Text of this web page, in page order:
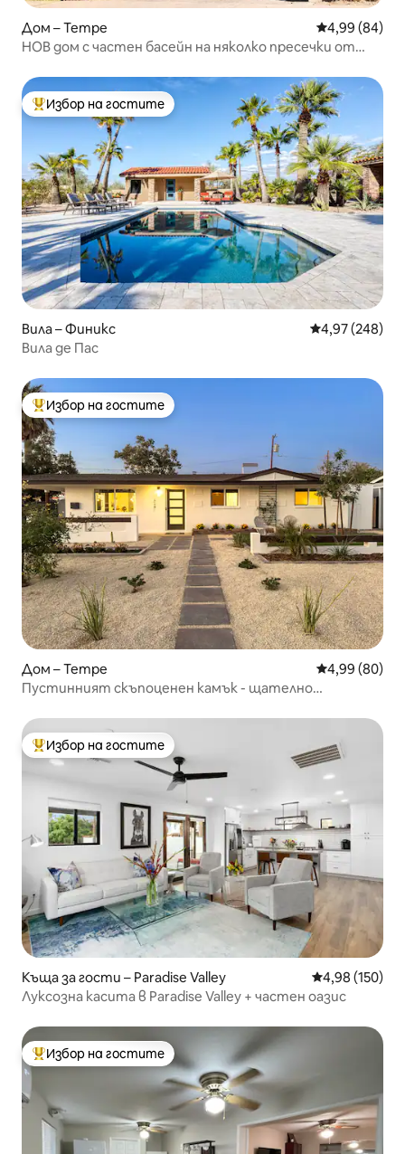
Дом – Tempe Средна
4,99 (84)
НОВ дом с частен басейн на няколко пресечки от
Най-популярен избор на гостите
Избор на гостите
Вила – Финикс Средна
4,97 (248)
Вила де Пас
Най-популярен избор на гостите
Избор на гостите
Дом – Tempe Средна
4,99 (80)
Пустинният скъпоценен камък - щателно
Най-популярен избор на гостите
Избор на гостите
Къща за гости – Paradise Valley Средна
4,98 (150)
Луксозна касита в Paradise Valley + частен оазис
Най-популярен избор на гостите
Избор на гостите